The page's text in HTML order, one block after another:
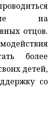
на
отцов.
более
детей,
со